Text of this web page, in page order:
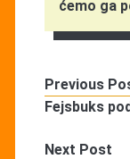
ćemo ga
Previous
Fejsbuks
Next Post